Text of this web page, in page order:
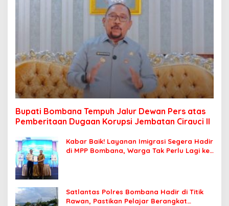
Bupati Bombana Tempuh Jalur Dewan Pers atas
Pemberitaan Dugaan Korupsi Jembatan Cirauci II
Kabar Baik! Layanan Imigrasi Segera Hadir
di MPP Bombana, Warga Tak Perlu Lagi ke
Satlantas Polres Bombana Hadir di Titik
Rawan, Pastikan Pelajar Berangkat